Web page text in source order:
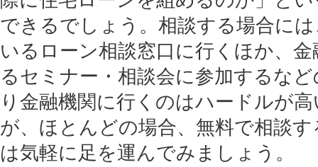
できるでしょう。相談する場合に
いるローン相談窓口に行くほか、
るセミナー・相談会に参加するな
り金融機関に行くのはハードルが
が、ほとんどの場合、無料で相談
は気軽に足を運んでみましょう。